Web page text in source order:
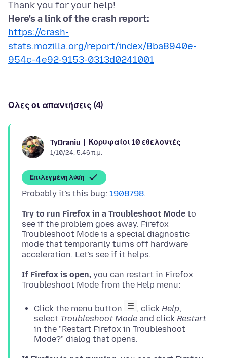
Here's a link of the crash report:
https://crash-
stats.mozilla.org/report/index/8ba8940e-
954c-4e92-9153-0313d0241001
Όλες οι απαντήσεις (4)
TyDraniu Κορυφαίοι 10 εθελοντές
1/10/24, 5:46 π.μ.
Επιλεγμένη λύση
Probably it's this bug: 1908798
Try to run Firefox in a Troubleshoot Mode to
see if the problem goes away. Firefox
Troubleshoot Mode is a special diagnostic
mode that temporarily turns off hardware
If Firefox is open, you can restart in Firefox
Click the menu button , click Help,
select Troubleshoot Mode and click Restart
in the "Restart Firefox in Troubleshoot
Mode?" dialog that opens.